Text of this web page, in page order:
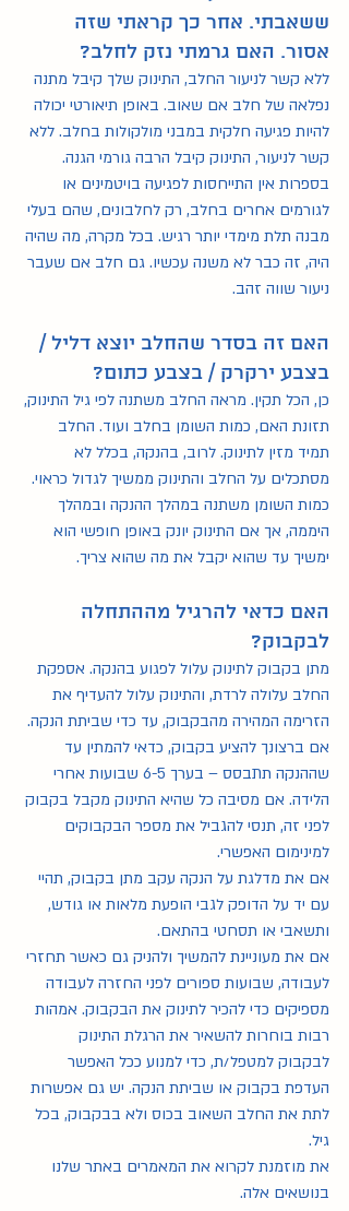
ששאבתי. אחר כך קראתי שזה
אסור. האם גרמתי נזק לחלב?
ללא קשר לניעור החלב, התינוק שלך קיבל מתנה
נפלאה של חלב אם שאוב. באופן תיאורטי יכולה
להיות פגיעה חלקית במבני מולקולות בחלב. ללא
קשר לניעור, התינוק קיבל הרבה גורמי הגנה.
בספרות אין התייחסות לפגיעה בויטמינים או
לגורמים אחרים בחלב, רק לחלבונים, שהם בעלי
מבנה תלת מימדי יותר רגיש. בכל מקרה, מה שהיה
היה, זה כבר לא משנה עכשיו. גם חלב אם שעבר
ניעור שווה זהב.
האם זה בסדר שהחלב יוצא דליל /
בצבע ירקרק / בצבע כתום?
כן, הכל תקין. מראה החלב משתנה לפי גיל התינוק,
תזונת האם, כמות השומן בחלב ועוד. החלב
תמיד מזין לתינוק. לרוב, בהנקה, בכלל לא
מסתכלים על החלב והתינוק ממשיך לגדול כראוי.
כמות השומן משתנה במהלך ההנקה ובמהלך
היממה, אך אם התינוק יונק באופן חופשי הוא
ימשיך עד שהוא יקבל את מה שהוא צריך.
האם כדאי להרגיל מההתחלה
לבקבוק?
מתן בקבוק לתינוק עלול לפגוע בהנקה. אספקת
החלב עלולה לרדת, והתינוק עלול להעדיף את
הזרימה המהירה מהבקבוק, עד כדי שביתת הנקה.
אם ברצונך להציע בקבוק, כדאי להמתין עד
שההנקה תתבסס – בערך 6-5 שבועות אחרי
הלידה. אם מסיבה כל שהיא התינוק מקבל בקבוק
לפני זה, תנסי להגביל את מספר הבקבוקים
למינימום האפשרי.
אם את מדלגת על הנקה עקב מתן בקבוק, תהיי
עם יד על הדופק לגבי הופעת מלאות או גודש,
ותשאבי או תסחטי בהתאם.
אם את מעוניינת להמשיך ולהניק גם כאשר תחזרי
לעבודה, שבועות ספורים לפני החזרה לעבודה
מספיקים כדי להכיר לתינוק את הבקבוק. אמהות
רבות בוחרות להשאיר את הרגלת התינוק
לבקבוק למטפל/ת, כדי למנוע ככל האפשר
העדפת בקבוק או שביתת הנקה. יש גם אפשרות
לתת את החלב השאוב בכוס ולא בבקבוק, בכל
גיל.
את מוזמנת לקרוא את המאמרים באתר שלנו
בנושאים אלה.